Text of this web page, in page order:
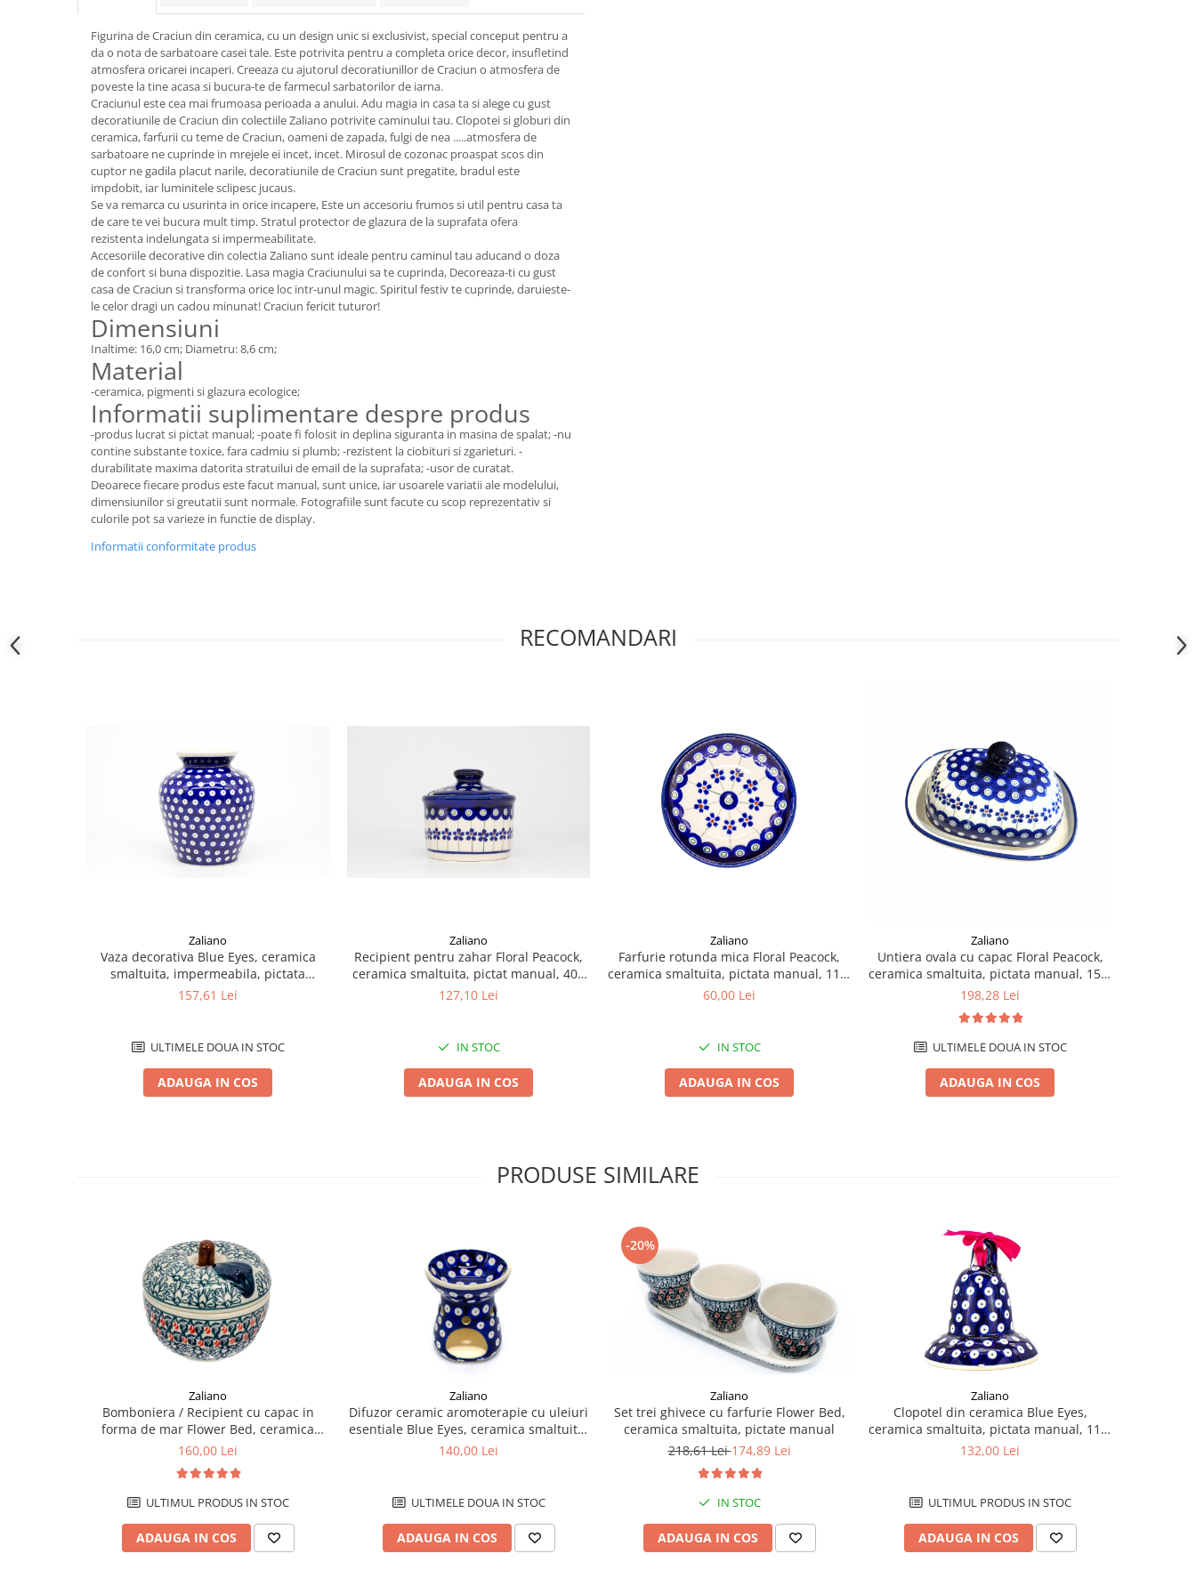
Colectia Blue SpringFigurina de Craciun din ceramica, cu un design unic si exclusivist, special conceput pentru a
da o nota de sarbatoare casei tale. Este potrivita pentru a completa orice decor, insufletind
atmosfera oricarei incaperi. Creeaza cu ajutorul decoratiunillor de Craciun o atmosfera de
poveste la tine acasa si bucura-te de farmecul sarbatorilor de iarna.
Craciunul este cea mai frumoasa perioada a anului. Adu magia in casa ta si alege cu gust
decoratiunile de Craciun din colectiile Zaliano potrivite caminului tau. Clopotei si globuri din
ceramica, farfurii cu teme de Craciun, oameni de zapada, fulgi de nea .....atmosfera de
sarbatoare ne cuprinde in mrejele ei incet, incet. Mirosul de cozonac proaspat scos din
cuptor ne gadila placut narile, decoratiunile de Craciun sunt pregatite, bradul este
impdobit, iar luminitele sclipesc jucaus.
Se va remarca cu usurinta in orice incapere, Este un accesoriu frumos si util pentru casa ta
de care te vei bucura mult timp. Stratul protector de glazura de la suprafata ofera
rezistenta indelungata si impermeabilitate.
Accesoriile decorative din colectia Zaliano sunt ideale pentru caminul tau aducand o doza
de confort si buna dispozitie. Lasa magia Craciunului sa te cuprinda, Decoreaza-ti cu gust
casa de Craciun si transforma orice loc intr-unul magic. Spiritul festiv te cuprinde, daruieste-
le celor dragi un cadou minunat! Craciun fericit tuturor!
Dimensiuni
Inaltime: 16,0 cm; Diametru: 8,6 cm;
Material
-ceramica, pigmenti si glazura ecologice;
Informatii suplimentare despre produs
-produs lucrat si pictat manual; -poate fi folosit in deplina siguranta in masina de spalat; -nu
contine substante toxice, fara cadmiu si plumb; -rezistent la ciobituri si zgarieturi. -
durabilitate maxima datorita stratuilui de email de la suprafata; -usor de curatat.
Deoarece fiecare produs este facut manual, sunt unice, iar usoarele variatii ale modelului,
dimensiunilor si greutatii sunt normale. Fotografiile sunt facute cu scop reprezentativ si
culorile pot sa varieze in functie de display.
Informatii conformitate produs
RECOMANDARI
Zaliano
Vaza decorativa Blue Eyes, ceramica
smaltuita, impermeabila, pictata
manual, 17,0 cm
157,61 Lei
ULTIMELE DOUA IN STOC
ADAUGA IN COS
Zaliano
Recipient pentru zahar Floral Peacock,
ceramica smaltuita, pictat manual, 400
ml
127,10 Lei
IN STOC
ADAUGA IN COS
Zaliano
Farfurie rotunda mica Floral Peacock,
ceramica smaltuita, pictata manual, 11,6
cm
60,00 Lei
IN STOC
ADAUGA IN COS
Zaliano
Untiera ovala cu capac Floral Peacock,
ceramica smaltuita, pictata manual, 15,0
x 19,8 cm
198,28 Lei
ULTIMELE DOUA IN STOC
ADAUGA IN COS
PRODUSE SIMILARE
Zaliano
Bomboniera / Recipient cu capac in
forma de mar Flower Bed, ceramica
smaltuita, pictat manual, 12,1 x 12,5cm
160,00 Lei
ULTIMUL PRODUS IN STOC
ADAUGA IN COS
Zaliano
Difuzor ceramic aromoterapie cu uleiuri
esentiale Blue Eyes, ceramica smaltuita,
pictata manual, 10,4 x 8,9 cm
140,00 Lei
ULTIMELE DOUA IN STOC
ADAUGA IN COS
-20%
Zaliano
Set trei ghivece cu farfurie Flower Bed,
ceramica smaltuita, pictate manual
218,61 Lei174,89 Lei
IN STOC
ADAUGA IN COS
Zaliano
Clopotel din ceramica Blue Eyes,
ceramica smaltuita, pictata manual, 11,4
cm
132,00 Lei
ULTIMUL PRODUS IN STOC
ADAUGA IN COS